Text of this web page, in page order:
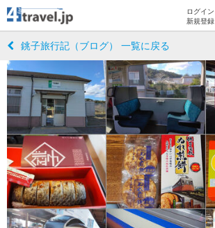
ログイン
新規登録
銚子旅行記（ブログ） 一覧に戻る